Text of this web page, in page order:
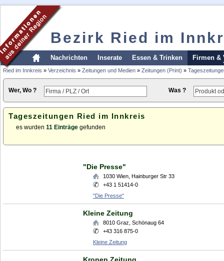
Bezirk Ried im
Nachrichten Inserate Essen & Trinken Firmen &
Ried im Innkreis » Verzeichnis » Zeitungen und Medien » Zeitungen (Print) »
Wer, Wo ? Was ?
Tageszeitungen Ried im Innkreis
es wurden 11 Einträge gefunden
"Die Presse"
1030 Wien Hainburger Str 33
+43 1 51414-0
"Die Presse"
Kleine Zeitung
8010 Graz Schönaug 64
+43 316 875-0
Kleine Zeitung